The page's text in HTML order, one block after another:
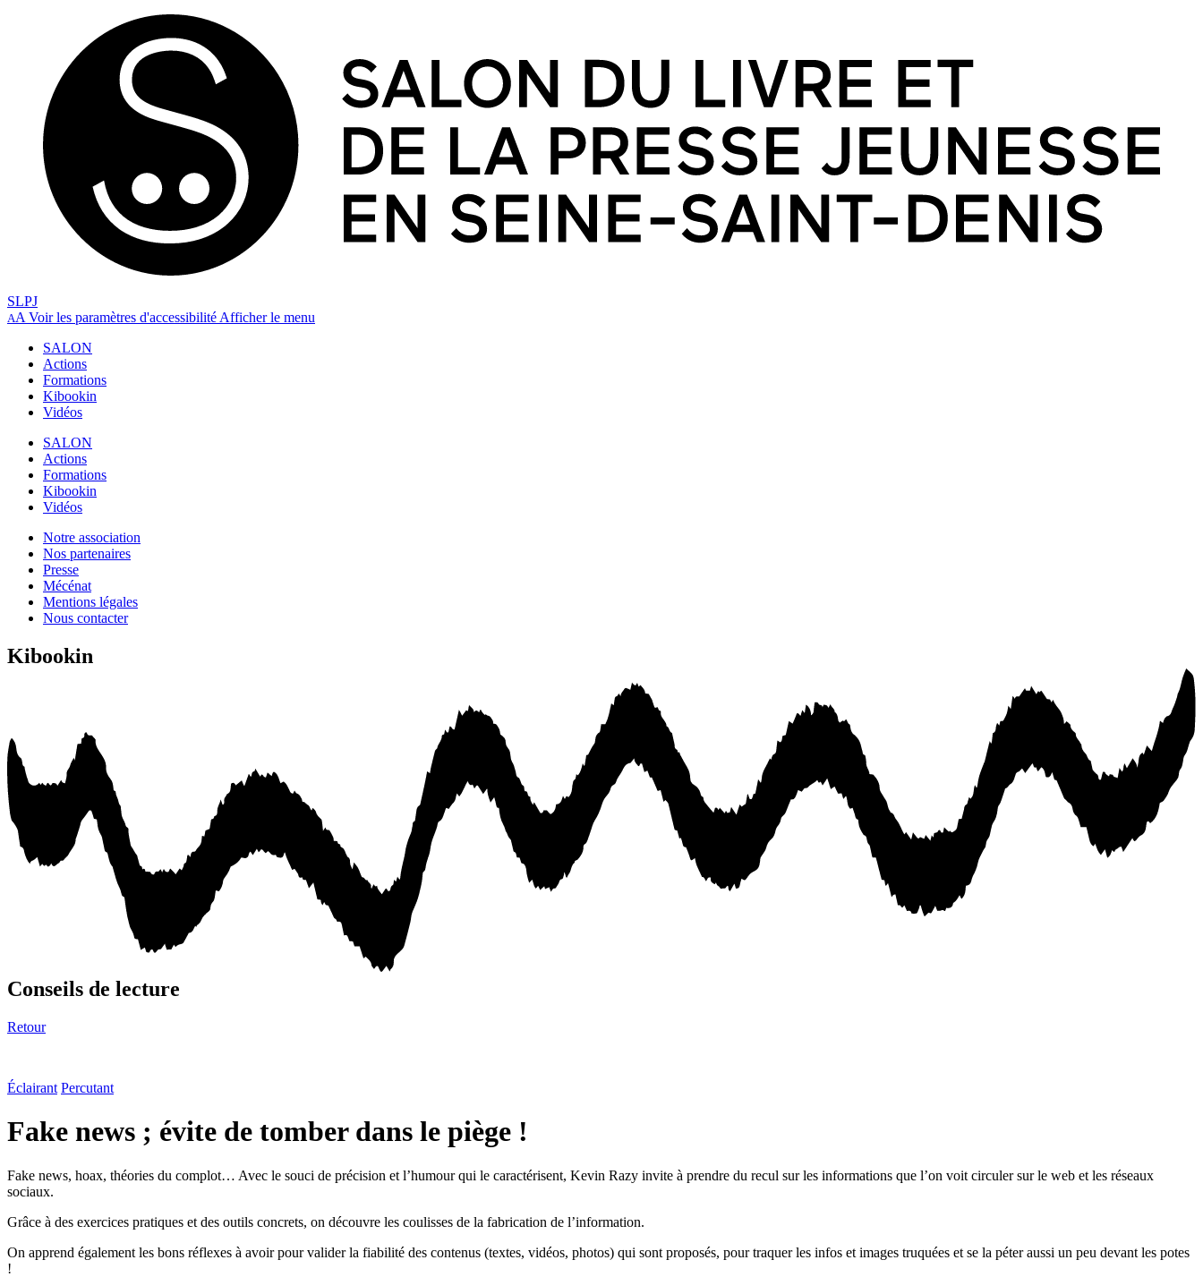
SLPJ
AA Voir les paramètres d'accessibilité Afficher le menu
SALON
Actions
Formations
Kibookin
Vidéos
SALON
Actions
Formations
Kibookin
Vidéos
Notre association
Nos partenaires
Presse
Mécénat
Mentions légales
Nous contacter
Kibookin
Conseils de lecture
Retour
Éclairant Percutant
Fake news ; évite de tomber dans le piège !
Fake news, hoax, théories du complot… Avec le souci de précision et l’humour qui le caractérisent, Kevin Razy invite à prendre du recul sur les informations que l’on voit circuler sur le web et les réseaux
sociaux.
Grâce à des exercices pratiques et des outils concrets, on découvre les coulisses de la fabrication de l’information.
On apprend également les bons réflexes à avoir pour valider la fiabilité des contenus (textes, vidéos, photos) qui sont proposés, pour traquer les infos et images truquées et se la péter aussi un peu devant les potes
!